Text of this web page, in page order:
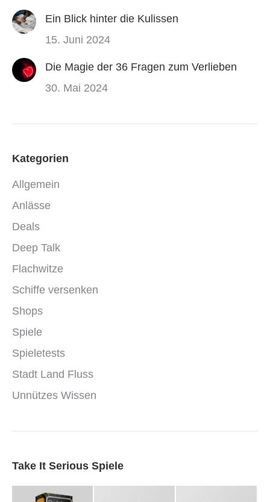
Ein Blick hinter die Kulissen
15. Juni 2024
Die Magie der 36 Fragen zum Verlieben
30. Mai 2024
Kategorien
Allgemein
Anlässe
Deals
Deep Talk
Flachwitze
Schiffe versenken
Shops
Spiele
Spieletests
Stadt Land Fluss
Unnützes Wissen
Take It Serious Spiele